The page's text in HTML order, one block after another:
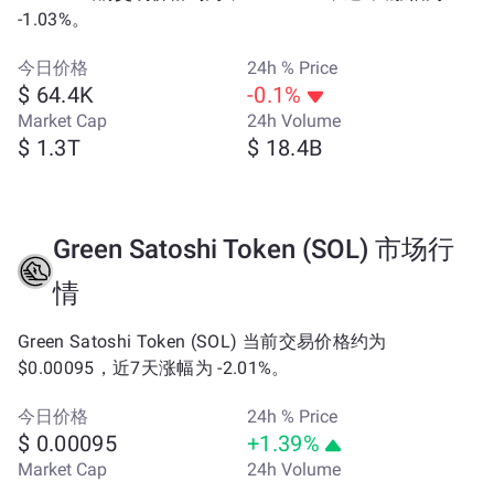
-1.03%。
今日价格
$ 64.4K
24h % Price
-0.1%
Market Cap
$ 1.3T
24h Volume
$ 18.4B
Green Satoshi Token (SOL) 市场行
情
Green Satoshi Token (SOL) 当前交易价格约为
$0.00095，近7天涨幅为 -2.01%。
今日价格
$ 0.00095
24h % Price
+1.39%
Market Cap 24h Volume